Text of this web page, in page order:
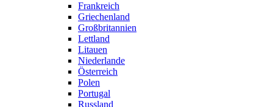
Frankreich
Griechenland
Großbritannien
Lettland
Litauen
Niederlande
Österreich
Polen
Portugal
Russland